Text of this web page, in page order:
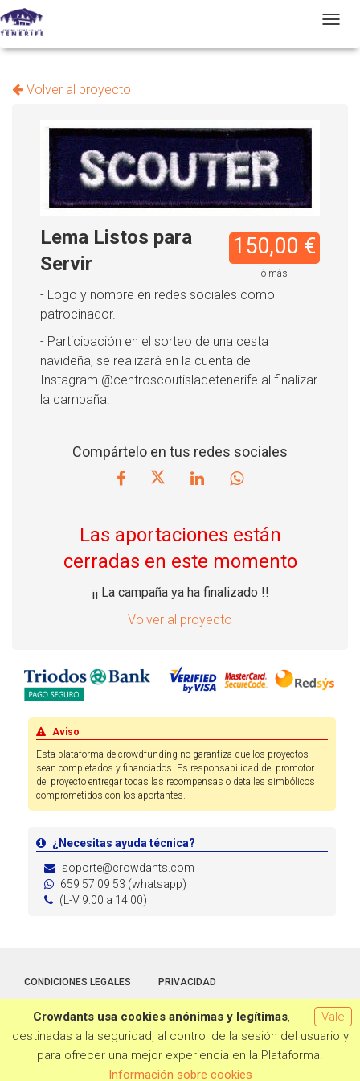
T
Volver al proyecto
150,00 €
ó más
Lema Listos para
Servir
- Logo y nombre en redes sociales como
patrocinador.
- Participación en el sorteo de una cesta
navideña, se realizará en la cuenta de
Instagram @centroscoutisladetenerife al finalizar
la campaña.
Compártelo en tus redes sociales
Las aportaciones están
cerradas en este momento
¡¡ La campaña ya ha finalizado !!
Volver al proyecto
Aviso
Esta plataforma de crowdfunding no garantiza que los proyectos
sean completados y financiados. Es responsabilidad del promotor
del proyecto entregar todas las recompensas o detalles simbólicos
comprometidos con los aportantes.
¿Necesitas ayuda técnica?
soporte@crowdants.com
659 57 09 53 (whatsapp)
(L-V 9:00 a 14:00)
CONDICIONES LEGALES PRIVACIDAD
Hecho con la tecnología deCrowdants © 2026
Vale
Crowdants usa cookies anónimas y legítimas,
destinadas a la seguridad, al control de la sesión del usuario y
para ofrecer una mejor experiencia en la Plataforma.
Información sobre cookies